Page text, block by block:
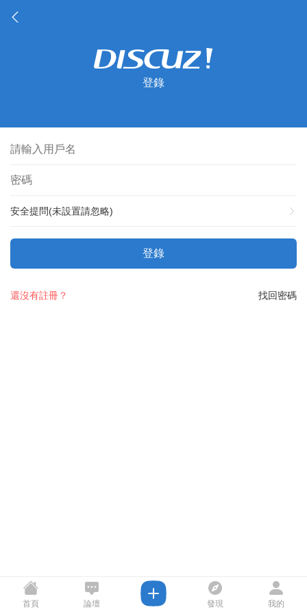
登錄
安全提問(未設置請忽略)
登錄
找回密碼
還沒有註冊？
首頁 論壇 發現 我的